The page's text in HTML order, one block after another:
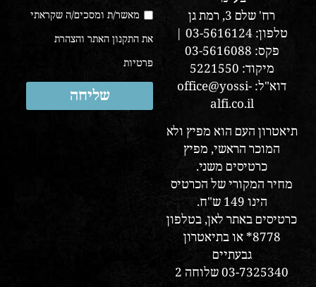
רח' שלם 3, רמת גן
טלפון: 03-5616124 |
פקס: 03-5616088
מיקוד: 5221550
דוא"ל: office@yossi-
alfi.co.il
תיאטרון העם הוא מפיץ ולא
המוכר הראשי, מפיץ
כרטיסים משני.
מחיר המקורי של הכרטיס
הינו 149 ש"ח.
כרטיסים באתר לאן, בטלפון
8778* או בתיאטרון
גבעתיים
03-7325340 שלוחה 2
מאשר/ת ומסכים/ה שקראתי
את התקנון האתר והצהרת
פרטיות
שליחה